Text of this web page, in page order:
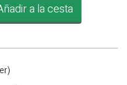
a la cesta